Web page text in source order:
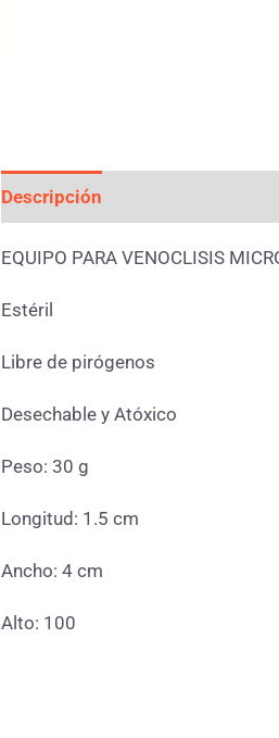
Descripción
EQUIPO PARA VENOCLISIS
Estéril
Libre de pirógenos
Desechable y Atóxico
Peso: 30 g
Longitud: 1.5 cm
Ancho: 4 cm
Alto: 100